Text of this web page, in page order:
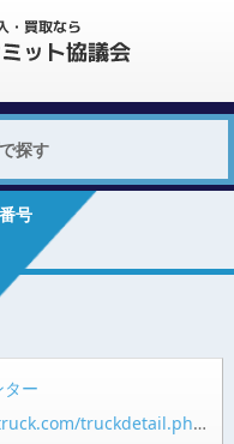
探す
号
ター
truckdetail.php?truck_id=33